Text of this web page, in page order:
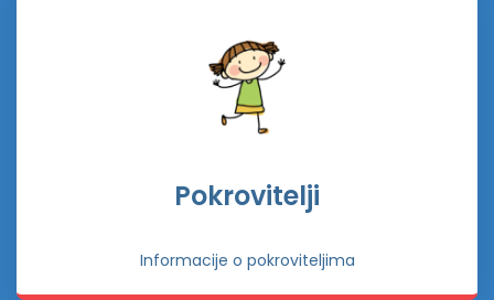
Pokrovitelji
Informacije o pokroviteljima